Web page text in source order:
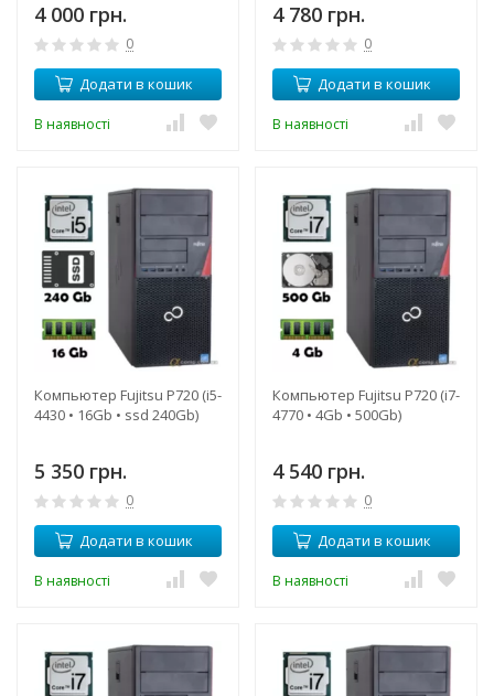
4 000 грн.
0
Додати в кошик
В наявності
4 780 грн.
0
Додати в кошик
В наявності
Компьютер Fujitsu P720 (i5-
4430 • 16Gb • ssd 240Gb)
5 350 грн.
0
Додати в кошик
В наявності
Компьютер Fujitsu P720 (i7-
4770 • 4Gb • 500Gb)
4 540 грн.
0
Додати в кошик
В наявності